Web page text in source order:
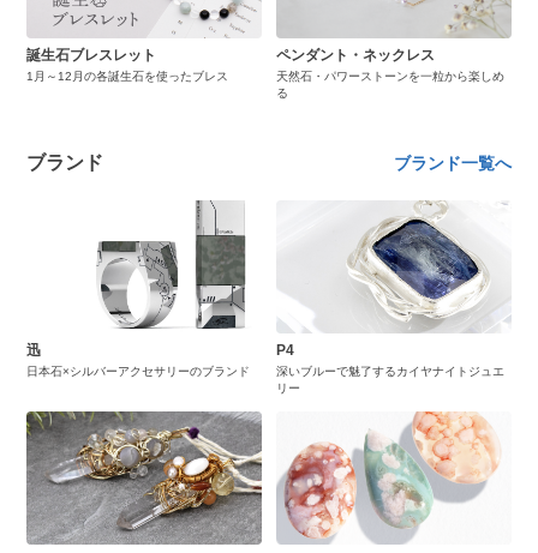
誕生石ブレスレット
1月～12月の各誕生石を使ったブレス
ペンダント・ネックレス
天然石・パワーストーンを一粒から楽しめ
る
ブランド ブランド一覧へ
迅
日本石×シルバーアクセサリーのブランド
P4
深いブルーで魅了するカイヤナイトジュエ
リー